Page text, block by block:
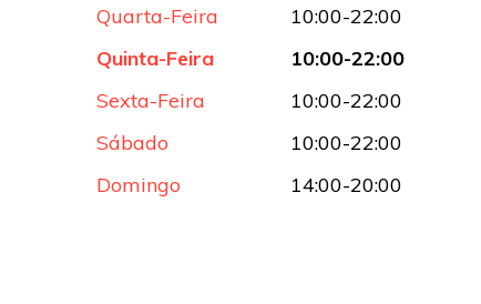
Quarta-Feira
10:00-22:00
Quinta-Feira
10:00-22:00
Sexta-Feira
10:00-22:00
Sábado
10:00-22:00
Domingo
14:00-20:00